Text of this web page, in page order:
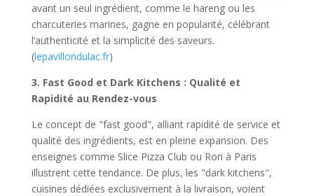
avant un seul ingrédient, comme le hareng ou les
charcuteries marines, gagne en popularité, célébrant
l’authenticité et la simplicité des saveurs.
(lepavillondulac.fr)
3. Fast Good et Dark Kitchens : Qualité et
Rapidité au Rendez-vous
Le concept de "fast good", alliant rapidité de service et
qualité des ingrédients, est en pleine expansion. Des
enseignes comme Slice Pizza Club ou Rori à Paris
illustrent cette tendance. De plus, les "dark kitchens",
cuisines dédiées exclusivement à la livraison, voient